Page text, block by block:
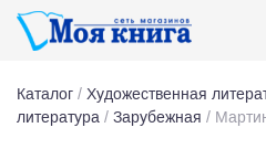
Каталог / Художественная
литература / Зарубежная /